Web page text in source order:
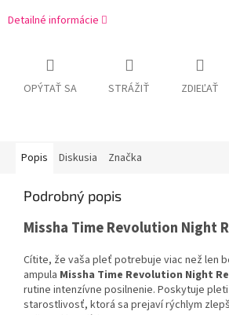
Detailné informácie
OPÝTAŤ SA STRÁŽIŤ ZDIEĽAŤ
Popis Diskusia Značka
Podrobný popis
Missha Time Revolution Night
Cítite, že vaša pleť potrebuje viac než len
ampula Missha Time Revolution Night
rutine intenzívne posilnenie. Poskytuje
starostlivosť, ktorá sa prejaví rýchlym